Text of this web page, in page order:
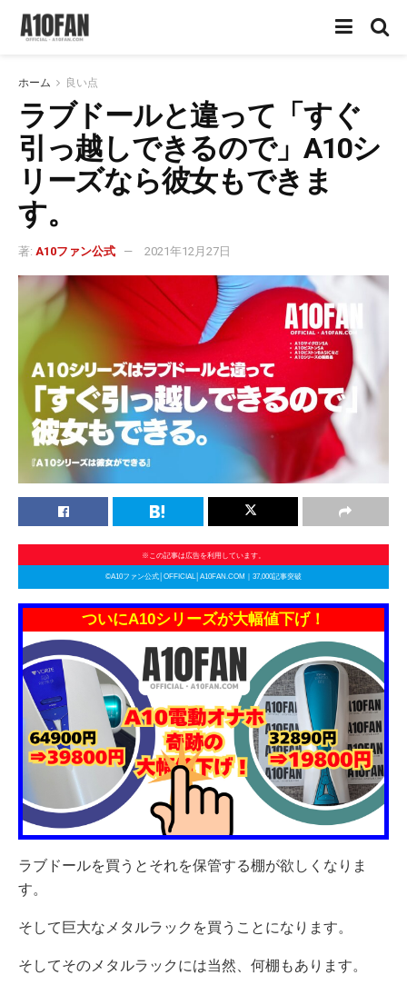
ホーム 良い点
ラブドールと違って「すぐ
引っ越しできるので」A10シ
リーズなら彼女もできま
す。
著: A10ファン公式 2021年12月27日
※この記事は広告を利用しています。
©A10ファン公式│OFFICIAL│A10FAN.COM｜37,000記事突破
ついにA10シリーズが大幅値下げ！
ラブドールを買うとそれを保管する棚が欲しくなりま
す。
そして巨大なメタルラックを買うことになります。
そしてそのメタルラックには当然、何棚もあります。